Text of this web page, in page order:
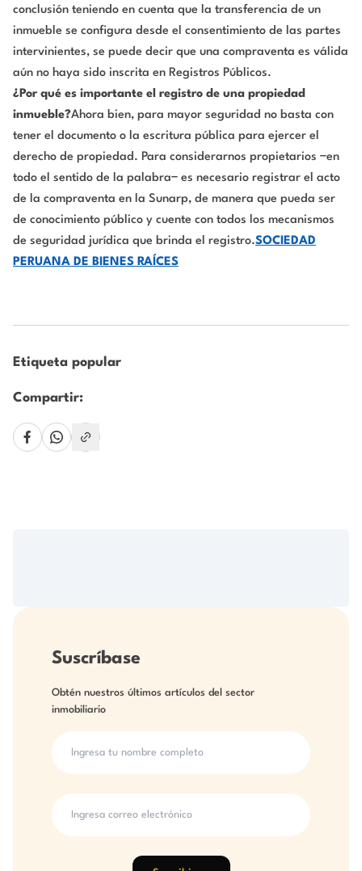
conclusión teniendo en cuenta que la transferencia de un
inmueble se configura desde el consentimiento de las partes
intervinientes, se puede decir que una compraventa es válida
aún no haya sido inscrita en Registros Públicos.
¿Por qué es importante el registro de una propiedad
inmueble?Ahora bien, para mayor seguridad no basta con
tener el documento o la escritura pública para ejercer el
derecho de propiedad. Para considerarnos propietarios −en
todo el sentido de la palabra− es necesario registrar el acto
de la compraventa en la Sunarp, de manera que pueda ser
de conocimiento público y cuente con todos los mecanismos
de seguridad jurídica que brinda el registro.SOCIEDAD
PERUANA DE BIENES RAÍCES
Etiqueta popular
Compartir:
Suscríbase
Obtén nuestros últimos artículos del sector
inmobiliario